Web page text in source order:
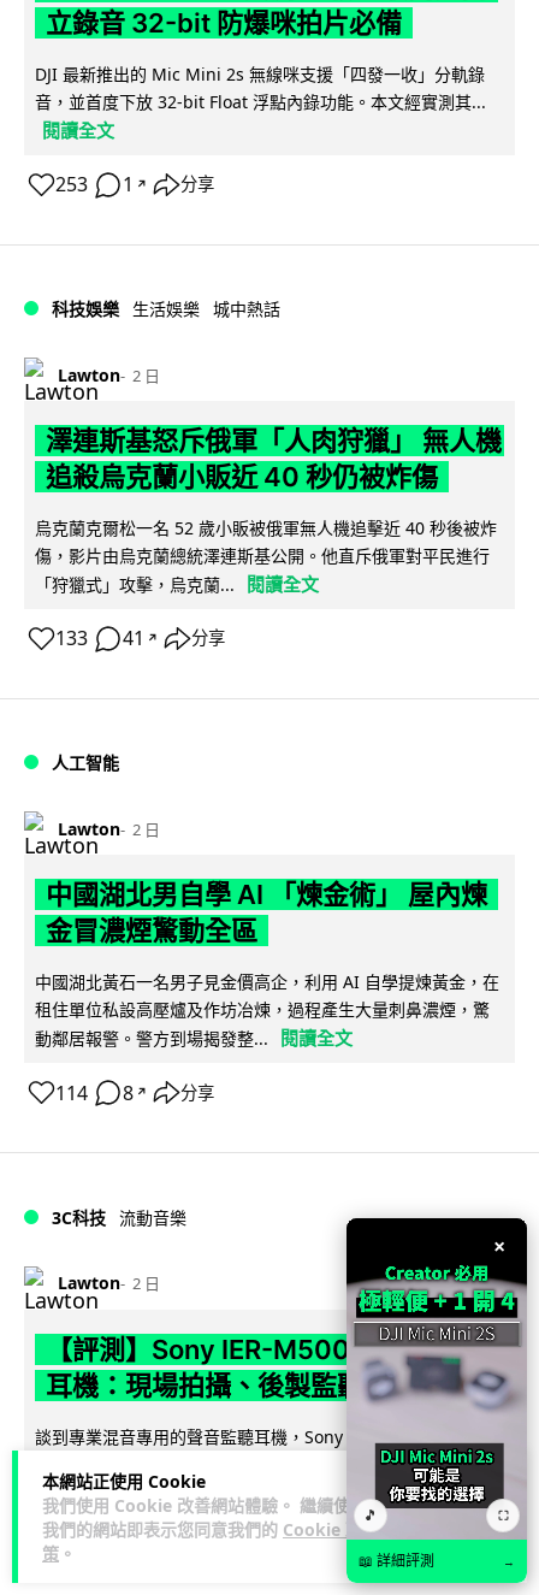
本網站正使用 Cookie
我們使用 Cookie 改善網站體驗。 繼續使用
我們的網站即表示您同意我們的 Cookie 政
策 。
立錄音 32-bit 防爆咪拍片必備
DJI 最新推出的 Mic Mini 2s 無線咪支援「四發一收」分軌錄
音，並首度下放 32-bit Float 浮點內錄功能。本文經實測其...
閱讀全文
253 1 ↗ 分享
科技娛樂 生活娛樂 城中熱話
Lawton 2 日
澤連斯基怒斥俄軍「人肉狩獵」 無人機
追殺烏克蘭小販近 40 秒仍被炸傷
烏克蘭克爾松一名 52 歲小販被俄軍無人機追擊近 40 秒後被炸
傷，影片由烏克蘭總統澤連斯基公開。他直斥俄軍對平民進行
「狩獵式」攻擊，烏克蘭...
閱讀全文
133 41 ↗ 分享
人工智能
Lawton 2 日
中國湖北男自學 AI 「煉金術」 屋內煉
金冒濃煙驚動全區
中國湖北黃石一名男子見金價高企，利用 AI 自學提煉黃金，在
租住單位私設高壓爐及作坊冶煉，過程產生大量刺鼻濃煙，驚
動鄰居報警。警方到場揭發整...
閱讀全文
114 8 ↗ 分享
3C科技 流動音樂
Lawton 2 日 89
【評測】Sony IER-M500 入耳式監聽
耳機：現場拍攝、後製監聽與人聲利器
談到專業混音專用的聲音監聽耳機，Sony 經典 MDR-7506 到
MDR-M1 專業錄音室耳機都為人熟悉。而現在舞台製作者與創
意影像製作...
閱讀全文
40 5 分享
×
🎵 ⛶
📖 詳細評測 →